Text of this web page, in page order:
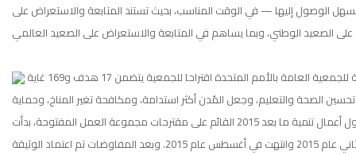
الوصول إليها — في الوقت المناسب، بحيث تستند المتابعة والاستعراض على
الصحة والتعليم، وجعل المُدن أكثر استدامة، ومكافحة تغير المناخ، وحماية
المحيطات والغابات. في 5 ديسمبر 2014 وافق أمين الجمعية العامة بالأمم المتحدة على تقرير جدول أعمال تنمية ما بعد 2015 القائم على مقترحات مجموعة العمل المفتوحة، بدأت
المفاوضات الحكومية الدولية على المشاركة في جدول أعمال تنمية ما بعد 2015 في يناير كانون الثاني عام 2015 وانتهت في أغسطس عام 2015. وبعد المفاوضات تم اعتماد الوثيقة